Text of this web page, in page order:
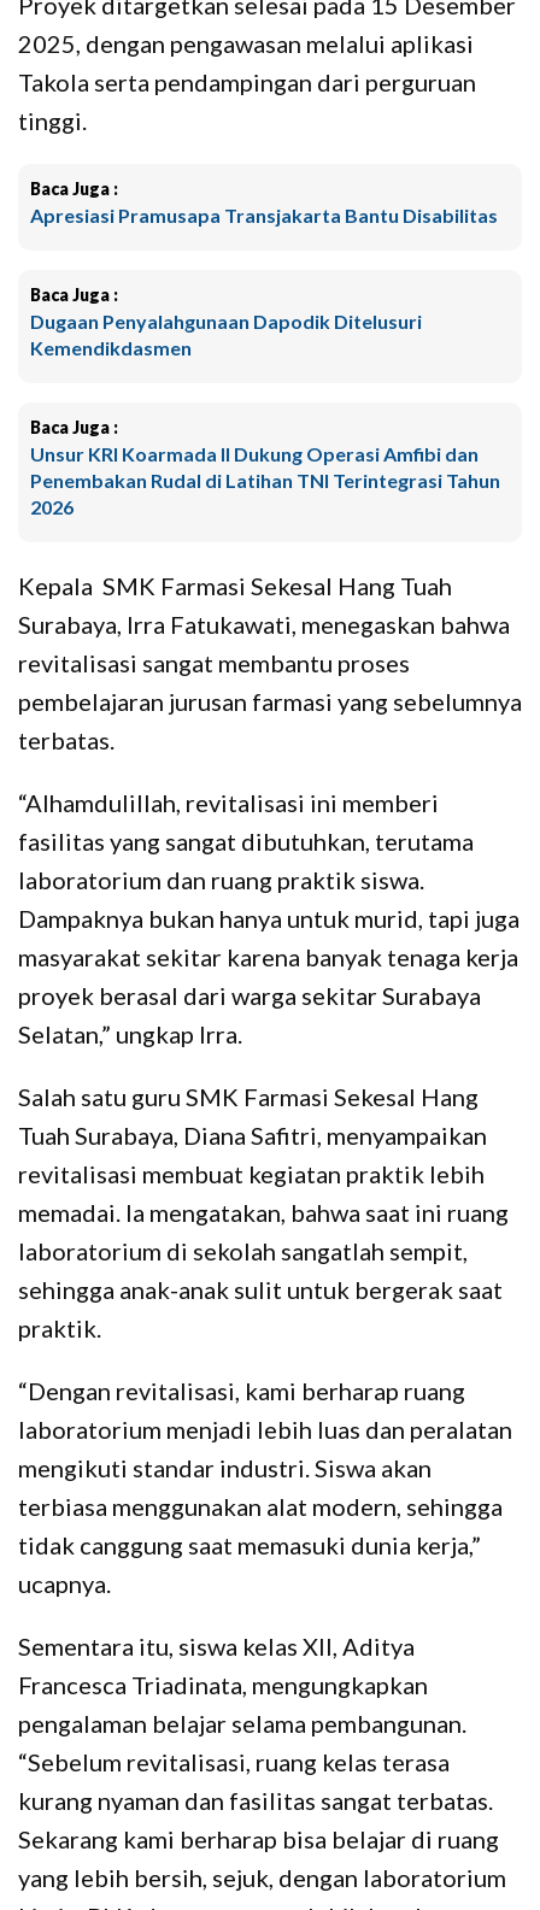
2025, dengan pengawasan melalui aplikasi
Takola serta pendampingan dari perguruan
tinggi.
Baca Juga :
Apresiasi Pramusapa Transjakarta Bantu Disabilitas
Baca Juga :
Dugaan Penyalahgunaan Dapodik Ditelusuri
Kemendikdasmen
Baca Juga :
Unsur KRI Koarmada II Dukung Operasi Amfibi dan
Penembakan Rudal di Latihan TNI Terintegrasi Tahun
2026
Kepala SMK Farmasi Sekesal Hang Tuah
Surabaya, Irra Fatukawati, menegaskan bahwa
revitalisasi sangat membantu proses
pembelajaran jurusan farmasi yang sebelumnya
terbatas.
“Alhamdulillah, revitalisasi ini memberi
fasilitas yang sangat dibutuhkan, terutama
laboratorium dan ruang praktik siswa.
Dampaknya bukan hanya untuk murid, tapi juga
masyarakat sekitar karena banyak tenaga kerja
proyek berasal dari warga sekitar Surabaya
Selatan,” ungkap Irra.
Salah satu guru SMK Farmasi Sekesal Hang
Tuah Surabaya, Diana Safitri, menyampaikan
revitalisasi membuat kegiatan praktik lebih
memadai. Ia mengatakan, bahwa saat ini ruang
laboratorium di sekolah sangatlah sempit,
sehingga anak-anak sulit untuk bergerak saat
praktik.
“Dengan revitalisasi, kami berharap ruang
laboratorium menjadi lebih luas dan peralatan
mengikuti standar industri. Siswa akan
terbiasa menggunakan alat modern, sehingga
tidak canggung saat memasuki dunia kerja,”
ucapnya.
Sementara itu, siswa kelas XII, Aditya
Francesca Triadinata, mengungkapkan
pengalaman belajar selama pembangunan.
“Sebelum revitalisasi, ruang kelas terasa
kurang nyaman dan fasilitas sangat terbatas.
Sekarang kami berharap bisa belajar di ruang
yang lebih bersih, sejuk, dengan laboratorium